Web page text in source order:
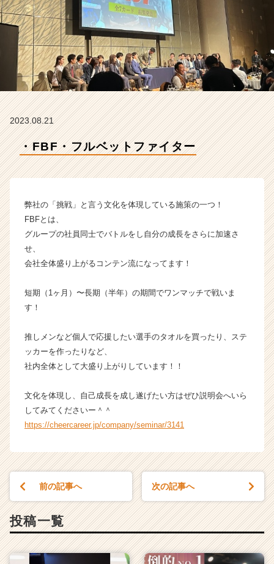
R
t
e
a
m
の
ン】
チ
成
企
か
ウ
ト
が
く
就
サ
チ
ア
（C
2023.08.21
・FBF・フルベットファイター
弊社の「挑戦」と言う文化を体現している施策の一つ！
FBFとは、
グループの社員同士でバトルをし自分の成長をさらに加速さ
せ、
会社全体盛り上がるコンテン流になってます！
短期（1ヶ月）〜長期（半年）の期間でワンマッチで戦いま
す！
推しメンなど個人で応援したい選手のタオルを買ったり、ステ
ッカーを作ったりなど、
社内全体として大盛り上がりしています！！
文化を体現し、自己成長を成し遂げたい方はぜひ説明会へいら
してみてくださいー＾＾
https://cheercareer.jp/company/seminar/3141
前の記事へ 次の記事へ
投稿一覧